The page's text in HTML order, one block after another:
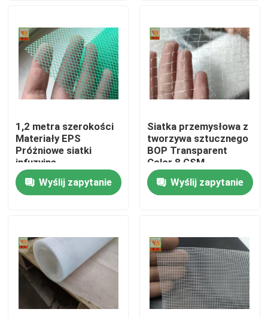
Łączność
Produkty
Ekstrudowana siatka z tworzywa sztucznego
Siatka ogrodowa
Siatki rolnicze
Siatki akwakultury
Siatki przemysłowe z tworzyw sztucznych
Siatka budowlana z tworzywa sztucznego
1,2 metra szerokości
Materiały EPS
Próżniowe siatki
infuzyjne
Wyślij zapytanie
Siatka przemysłowa z
tworzywa sztucznego
BOP Transparent
Color 8 GSM
Wyślij zapytanie